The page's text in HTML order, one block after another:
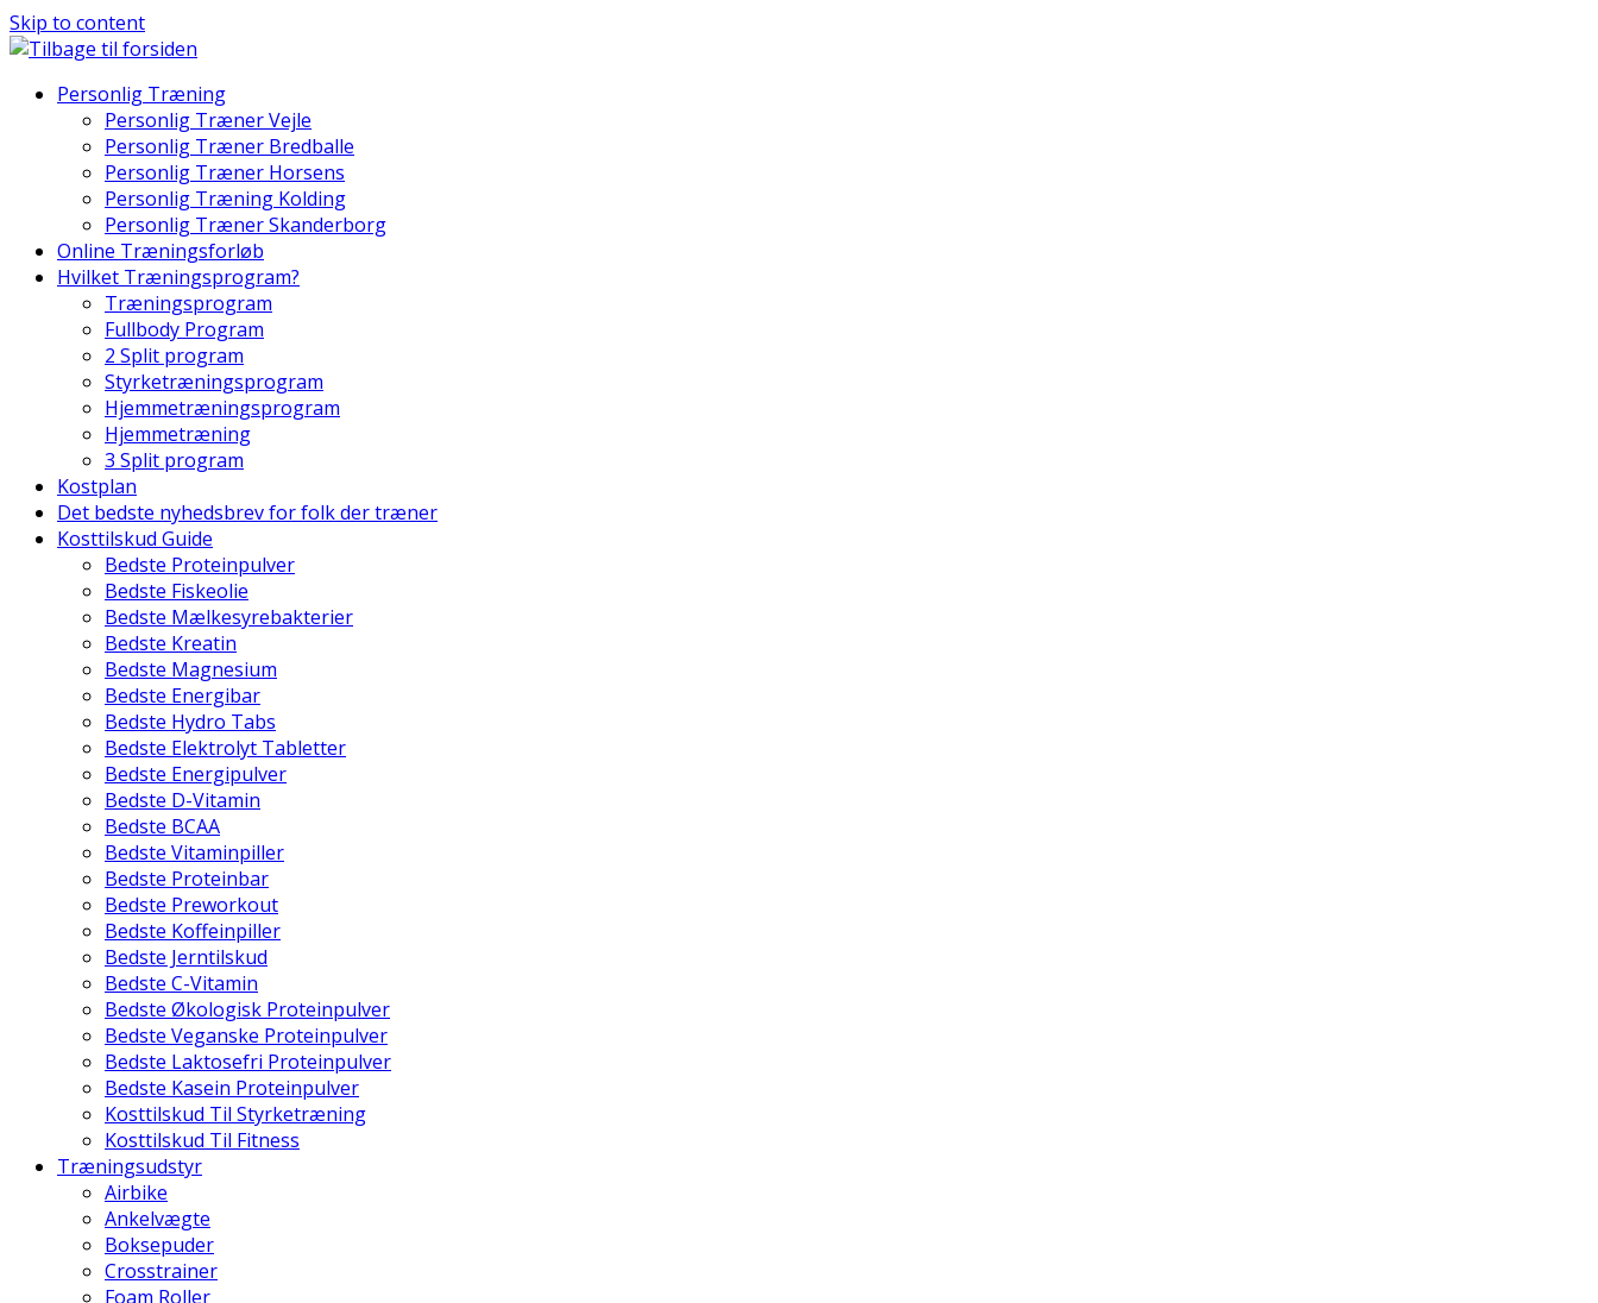
Skip to content
Personlig Træning
Personlig Træner Vejle
Personlig Træner Bredballe
Personlig Træner Horsens
Personlig Træning Kolding
Personlig Træner Skanderborg
Online Træningsforløb
Hvilket Træningsprogram?
Træningsprogram
Fullbody Program
2 Split program
Styrketræningsprogram
Hjemmetræningsprogram
Hjemmetræning
3 Split program
Kostplan
Det bedste nyhedsbrev for folk der træner
Kosttilskud Guide
Bedste Proteinpulver
Bedste Fiskeolie
Bedste Mælkesyrebakterier
Bedste Kreatin
Bedste Magnesium
Bedste Energibar
Bedste Hydro Tabs
Bedste Elektrolyt Tabletter
Bedste Energipulver
Bedste D-Vitamin
Bedste BCAA
Bedste Vitaminpiller
Bedste Proteinbar
Bedste Preworkout
Bedste Koffeinpiller
Bedste Jerntilskud
Bedste C-Vitamin
Bedste Økologisk Proteinpulver
Bedste Veganske Proteinpulver
Bedste Laktosefri Proteinpulver
Bedste Kasein Proteinpulver
Kosttilskud Til Styrketræning
Kosttilskud Til Fitness
Træningsudstyr
Airbike
Ankelvægte
Boksepuder
Crosstrainer
Foam Roller